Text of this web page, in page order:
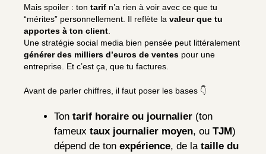
Mais spoiler : ton tarif n’a rien à voir avec ce que tu
“mérites” personnellement. Il reflète la valeur que tu
apportes à ton client.
Une stratégie social media bien pensée peut littéralement
générer des milliers d’euros de ventes pour une
entreprise. Et c’est ça, que tu factures.
Avant de parler chiffres, il faut poser les bases 👇
Ton tarif horaire ou journalier (ton
fameux taux journalier moyen, ou TJM)
dépend de ton expérience, de la taille du